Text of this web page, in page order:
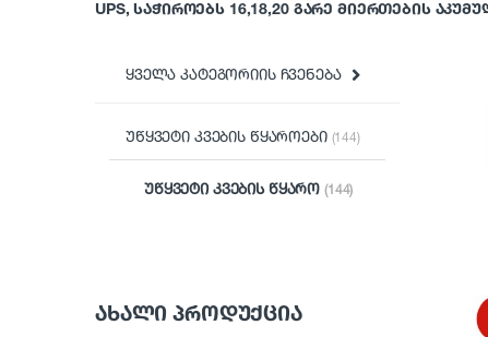
UPS, საჭიროებს 16,18,20 გარე მიერთების
ყველა კატეგორიის ჩვენება
უწყვეტი კვების წყაროები (144)
უწყვეტი კვების წყარო(144)
ᲐᲮᲐᲚᲘ ᲞᲠᲝᲓᲣᲥᲪᲘᲐ